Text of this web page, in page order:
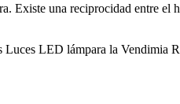
Existe una reciprocidad entre el
LED lámpara la Vendimia